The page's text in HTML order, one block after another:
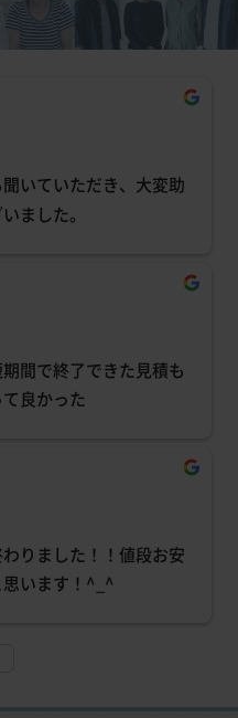
いていただき、大変助
ました。
間で終了できた見積も
良かった
りました！！値段お安
います！^_^